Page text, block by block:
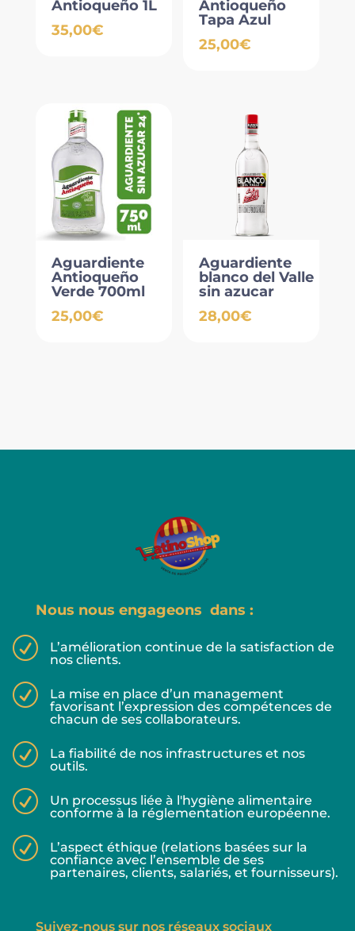
Antioqueño 1L
35,00€
Antioqueño
Tapa Azul
25,00€
Aguardiente
Antioqueño
Verde 700ml
25,00€
Aguardiente
blanco del Valle
sin azucar
28,00€
Nous nous engageons dans :
R
L’amélioration continue de la satisfaction de
nos clients.
R
La mise en place d’un management
favorisant l’expression des compétences de
chacun de ses collaborateurs.
R
La fiabilité de nos infrastructures et nos
outils.
R
Un processus liée à l'hygiène alimentaire
conforme à la réglementation européenne.
R
L’aspect éthique (relations basées sur la
confiance avec l’ensemble de ses
partenaires, clients, salariés, et fournisseurs).
Suivez-nous sur nos réseaux sociaux